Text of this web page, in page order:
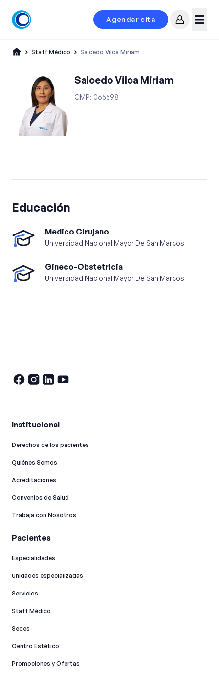
Agendar cita
Staff Médico Salcedo Vilca Miriam
Salcedo Vilca Miriam
CMP: 065598
Educación
Medico Cirujano
Universidad Nacional Mayor De San Marcos
Gineco-Obstetricia
Universidad Nacional Mayor De San Marcos
Institucional
Derechos de los pacientes
Quiénes Somos
Acreditaciones
Convenios de Salud
Trabaja con Nosotros
Pacientes
Especialidades
Unidades especializadas
Servicios
Staff Médico
Sedes
Centro Estético
Promociones y Ofertas